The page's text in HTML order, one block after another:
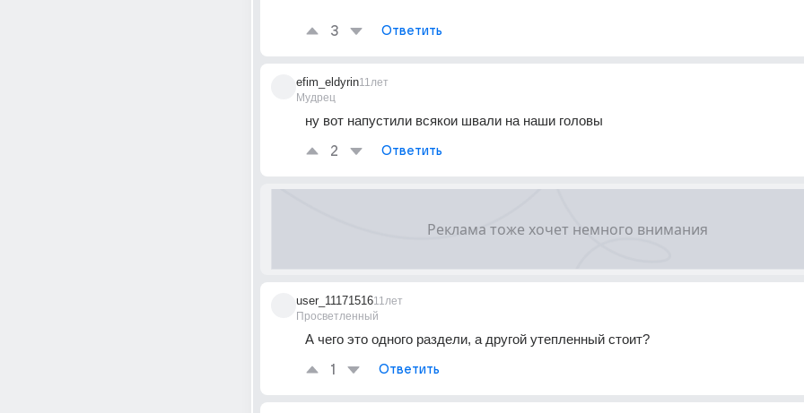
3 Ответить
efim_eldyrin
Мудрец
11лет
ну вот напустили всякои швали на наши головы
2 Ответить
user_11171516
Просветленный
11лет
А чего это одного раздели, а другой утепленный стоит?
1 Ответить